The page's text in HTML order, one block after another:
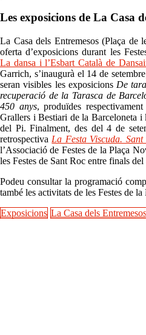
Les exposicions de La Casa
La Casa dels Entremesos (Plaça de
oferta d’exposicions durant les
La dansa i l’Esbart Català de
Garrich, s’inaugurà el 14 de
seran visibles les exposicions De
recuperació de la Tarasca de
450 anys, produïdes
Grallers i Bestiari de la Barceloneta i
del Pi. Finalment, des del 4 de
retrospectiva La Festa Viscuda.
l’Associació de Festes de la Plaça
les Festes de Sant Roc entre finals
Podeu consultar la programació
també les activitats de les Festes de
Exposicions La Casa dels Entremesos